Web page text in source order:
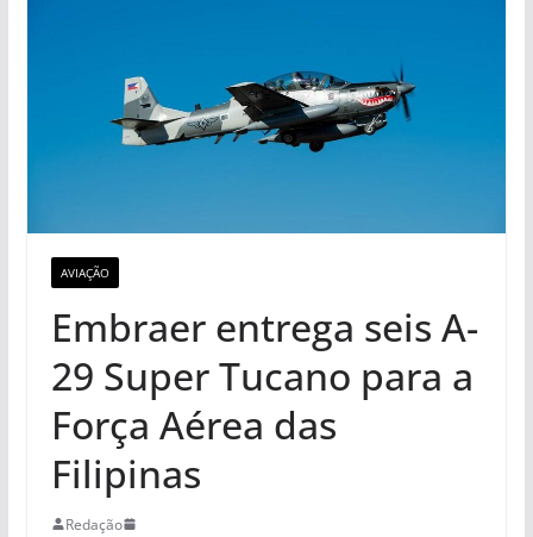
AVIAÇÃO
Embraer entrega seis A-
29 Super Tucano para a
Força Aérea das
Filipinas
Redação